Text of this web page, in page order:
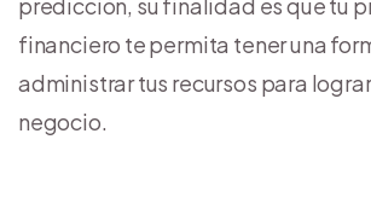
financiero te permita tener una
administrar tus recursos para
negocio.